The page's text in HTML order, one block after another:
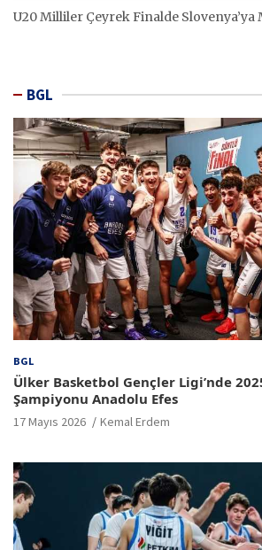
U20 Milliler Çeyrek Finalde Slovenya’ya
BGL
BGL
Ülker Basketbol Gençler Ligi’nde
Şampiyonu Anadolu Efes
17 Mayıs 2026 Kemal Erdem